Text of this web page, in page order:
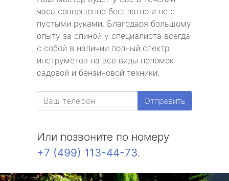
часа совершенно бесплатно и не с
пустыми руками. Благодаря большому
опыту за спиной у специалиста всегда
с собой в наличии полный спектр
инструметов на все виды поломок
садовой и бензиновой техники.
Отправить
Или позвоните по номеру
+7 (499) 113-44-73.